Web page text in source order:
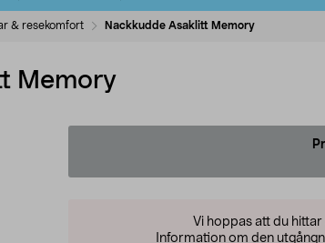
& resekomfort Nackkudde Asaklitt Memory
Memory
Vi hoppas att du
Information om den